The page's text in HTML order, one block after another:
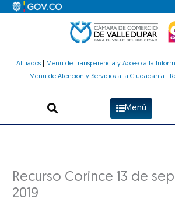
Afiliados| Menú de Transparencia y Acceso a la
Menú de Atención y Servicios a la Ciudadanía
Menú
Recurso Corince 13 de
2019